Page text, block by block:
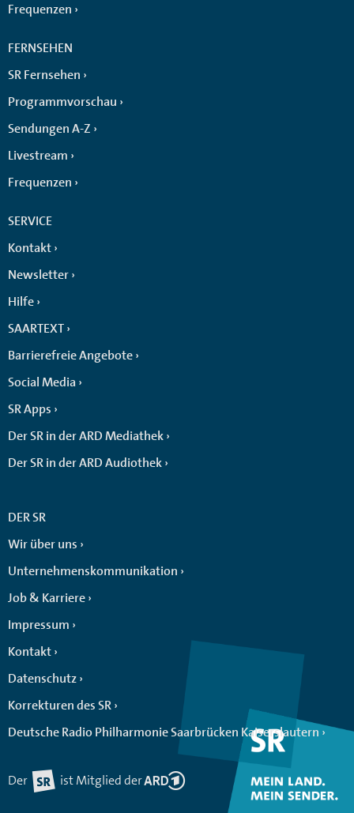
Frequenzen
FERNSEHEN
SR Fernsehen
Programmvorschau
Sendungen A-Z
Livestream
Frequenzen
SERVICE
Kontakt
Newsletter
Hilfe
SAARTEXT
Barrierefreie Angebote
Social Media
SR Apps
Der SR in der ARD Mediathek
Der SR in der ARD Audiothek
DER SR
Wir über uns
Unternehmenskommunikation
Job & Karriere
Impressum
Kontakt
Datenschutz
Korrekturen des SR
Deutsche Radio Philharmonie Saarbrücken Kaiserslautern
Der ist Mitglied der